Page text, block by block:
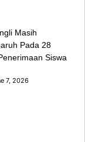
Masih
Pada 28
Siswa
7, 2026